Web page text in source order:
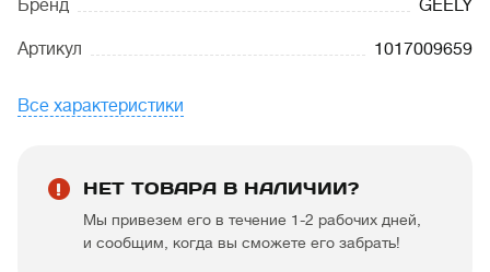
Бренд GEELY
Артикул 1017009659
Все характеристики
НЕТ ТОВАРА В НАЛИЧИИ?
Мы привезем его в течение 1-2 рабочих дней,
и сообщим, когда вы сможете его забрать!